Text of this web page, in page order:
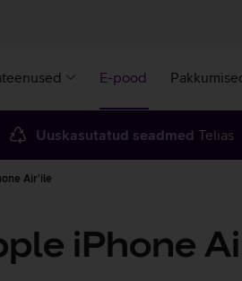
E-pood
Uuskasutatud seadmed Telias
Air'ile
iPhone